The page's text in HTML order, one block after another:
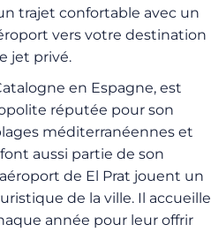
trajet confortable avec un
vers votre destination
jet privé.
en Espagne, est
réputée pour son
méditerranéennes et
aussi partie de son
de El Prat jouent un
de la ville. Il accueille
année pour leur offrir